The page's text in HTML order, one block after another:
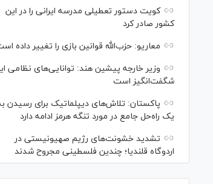
کویت دستور تعطیلی مدرسه ایرانی را در این
کشور صادر کرد
معاریو: حزب‌الله قوانین بازی را تغییر داده
وزیر خارجه پیشین هند: توانایی‌های نظامی
شگفت‌انگیز است
پاکستان: تلاش‌های دیپلماتیک برای رسیدن
یک راه‌حل جامع در مورد تنگه هرمز ادامه دارد
تشدید خشونت‌های رژیم صهیونیستی در
اردوگاه قلندیا؛ چندین فلسطینی مجروح شدند